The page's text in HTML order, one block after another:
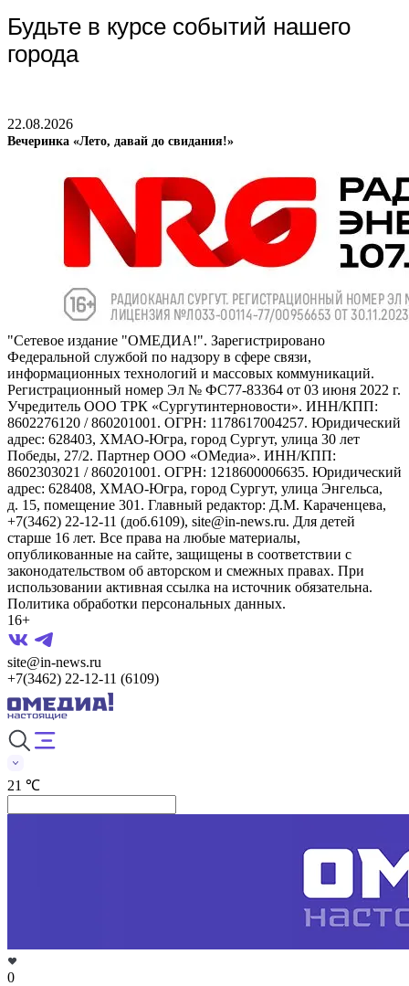
Будьте в курсе событий нашего
города
22.08.2026
Вечеринка «Лето, давай до свидания!»
"Сетевое издание "ОМЕДИА!". Зарегистрировано
Федеральной службой по надзору в сфере связи,
информационных технологий и массовых коммуникаций.
Регистрационный номер Эл № ФС77-83364 от 03 июня 2022 г.
Учредитель ООО ТРК «Сургутинтерновости». ИНН/КПП:
8602276120 / 860201001. ОГРН: 1178617004257. Юридический
адрес: 628403, ХМАО-Югра, город Сургут, улица 30 лет
Победы, 27/2. Партнер ООО «ОМедиа». ИНН/КПП:
8602303021 / 860201001. ОГРН: 1218600006635. Юридический
адрес: 628408, ХМАО-Югра, город Сургут, улица Энгельса,
д. 15, помещение 301. Главный редактор: Д.М. Караченцева,
+7(3462) 22-12-11 (доб.6109), site@in-news.ru. Для детей
старше 16 лет. Все права на любые материалы,
опубликованные на сайте, защищены в соответствии с
законодательством об авторском и смежных правах. При
использовании активная ссылка на источник обязательна.
Политика обработки персональных данных.
16+
site@in-news.ru
+7(3462) 22-12-11 (6109)
21 ℃
0